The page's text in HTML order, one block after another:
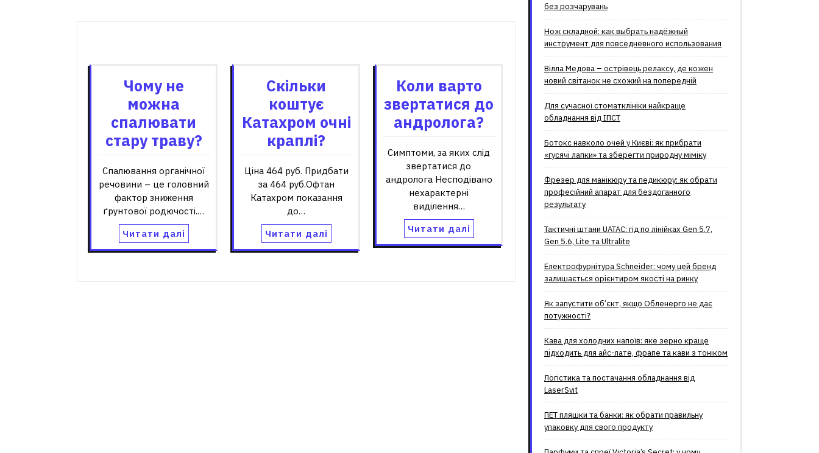
Чому не
можна
спалювати
стару траву?
Спалювання органічної
речовини – це головний
фактор зниження
ґрунтової родючості.…
Читати далі
Скільки
коштує
Катахром очні
краплі?
Ціна 464 руб. Придбати
за 464 руб.Офтан
Катахром показання
до…
Читати далі
Коли варто
звертатися до
андролога?
Симптоми, за яких слід
звертатися до
андролога Несподівано
нехарактерні
виділення…
Читати далі
без розчарувань
Нож складной: как выбрать надёжный
инструмент для повседневного использования
Вілла Медова – острівець релаксу, де кожен
новий світанок не схожий на попередній
Для сучасної стоматклініки найкраще
обладнання від ІПСТ
Ботокс навколо очей у Києві: як прибрати
«гусячі лапки» та зберегти природну міміку
Фрезер для манікюру та педикюру: як обрати
професійний апарат для бездоганного
результату
Тактичні штани UATAC: гід по лінійках Gen 5.7,
Gen 5.6, Lite та Ultralite
Електрофурнітура Schneider: чому цей бренд
залишається орієнтиром якості на ринку
Як запустити об’єкт, якщо Обленерго не дає
потужності?
Кава для холодних напоїв: яке зерно краще
підходить для айс-лате, фрапе та кави з тоніком
Логістика та постачання обладнання від
LaserSvit
ПЕТ пляшки та банки: як обрати правильну
упаковку для свого продукту